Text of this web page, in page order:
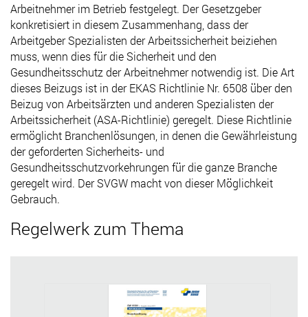
Arbeitnehmer im Betrieb festgelegt. Der Gesetzgeber
konkretisiert in diesem Zusammenhang, dass der
Arbeitgeber Spezialisten der Arbeitssicherheit beiziehen
muss, wenn dies für die Sicherheit und den
Gesundheitsschutz der Arbeitnehmer notwendig ist. Die Art
dieses Beizugs ist in der EKAS Richtlinie Nr. 6508 über den
Beizug von Arbeitsärzten und anderen Spezialisten der
Arbeitssicherheit (ASA-Richtlinie) geregelt. Diese Richtlinie
ermöglicht Branchenlösungen, in denen die Gewährleistung
der geforderten Sicherheits- und
Gesundheitsschutzvorkehrungen für die ganze Branche
geregelt wird. Der SVGW macht von dieser Möglichkeit
Gebrauch.
Regelwerk zum Thema